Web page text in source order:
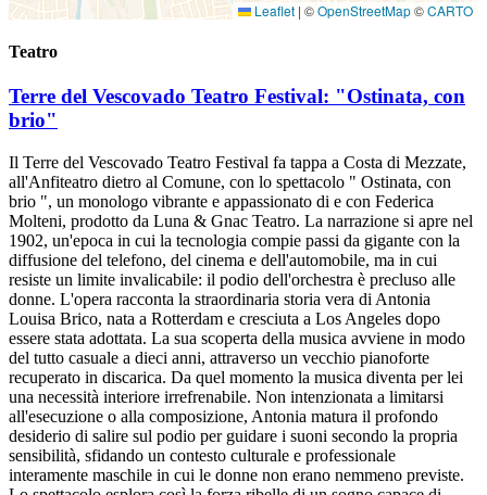
Leaflet | ©OpenStreetMap©CARTO
Teatro
Terre del Vescovado Teatro Festival: "Ostinata, con
brio"
Il Terre del Vescovado Teatro Festival fa tappa a Costa di Mezzate,
all'Anfiteatro dietro al Comune, con lo spettacolo " Ostinata, con
brio ", un monologo vibrante e appassionato di e con Federica
Molteni, prodotto da Luna & Gnac Teatro. La narrazione si apre nel
1902, un'epoca in cui la tecnologia compie passi da gigante con la
diffusione del telefono, del cinema e dell'automobile, ma in cui
resiste un limite invalicabile: il podio dell'orchestra è precluso alle
donne. L'opera racconta la straordinaria storia vera di Antonia
Louisa Brico, nata a Rotterdam e cresciuta a Los Angeles dopo
essere stata adottata. La sua scoperta della musica avviene in modo
del tutto casuale a dieci anni, attraverso un vecchio pianoforte
recuperato in discarica. Da quel momento la musica diventa per lei
una necessità interiore irrefrenabile. Non intenzionata a limitarsi
all'esecuzione o alla composizione, Antonia matura il profondo
desiderio di salire sul podio per guidare i suoni secondo la propria
sensibilità, sfidando un contesto culturale e professionale
interamente maschile in cui le donne non erano nemmeno previste.